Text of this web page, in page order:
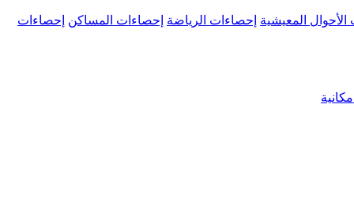
الأحوال المعيشية إحصاءات الرياضة إحصاءات المساكن إحصاءات